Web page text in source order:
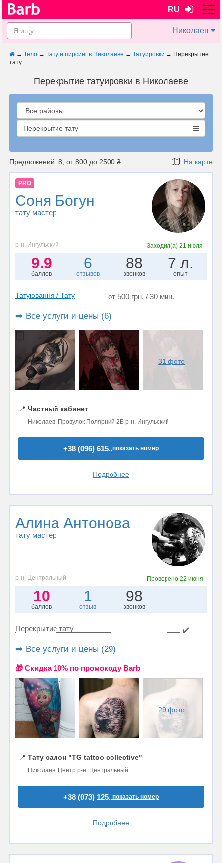
RU
Николаев
→ Тело → Тату и пирсинг в Николаеве → Татуировки → Перекрытие
тату
Перекрытие татуировки в Николаеве
Перекрытие тату
Предложений: 8, от 800 до 2500 ₴ На карте
PRO
Соня Богун
тату мастер
р-н. Ингульский Заходил(а)21 июля
9.9
баллов
6
отзывов
88
звонков
7 л.
опыт
Татуювання / Тату от 500 грн. / 30 мин.
➡️ Все услуги и цены (6)
31 фото
📍 Частный кабинет
Николаев, Провулок Полярний 2Б р-н. Ингульский
+38 (096) 615..показать номер
Подробнее
Алина Антонова
тату мастер
р-н. Центральный Проверено 22 июня
10
баллов
1
отзыв
98
звонков
Перекрытие тату ✔️
➡️ Все услуги и цены (29)
🎁 Cкидка 10% по промокоду Barb
29 фото
📍 Тату салон "TG tattoo collective"
Николаев, Центр р-н. Центральный
+38 (073) 125..показать номер
Подробнее